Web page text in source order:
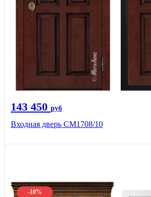
143 450 руб
Входная дверь CМ1708/10
-10%